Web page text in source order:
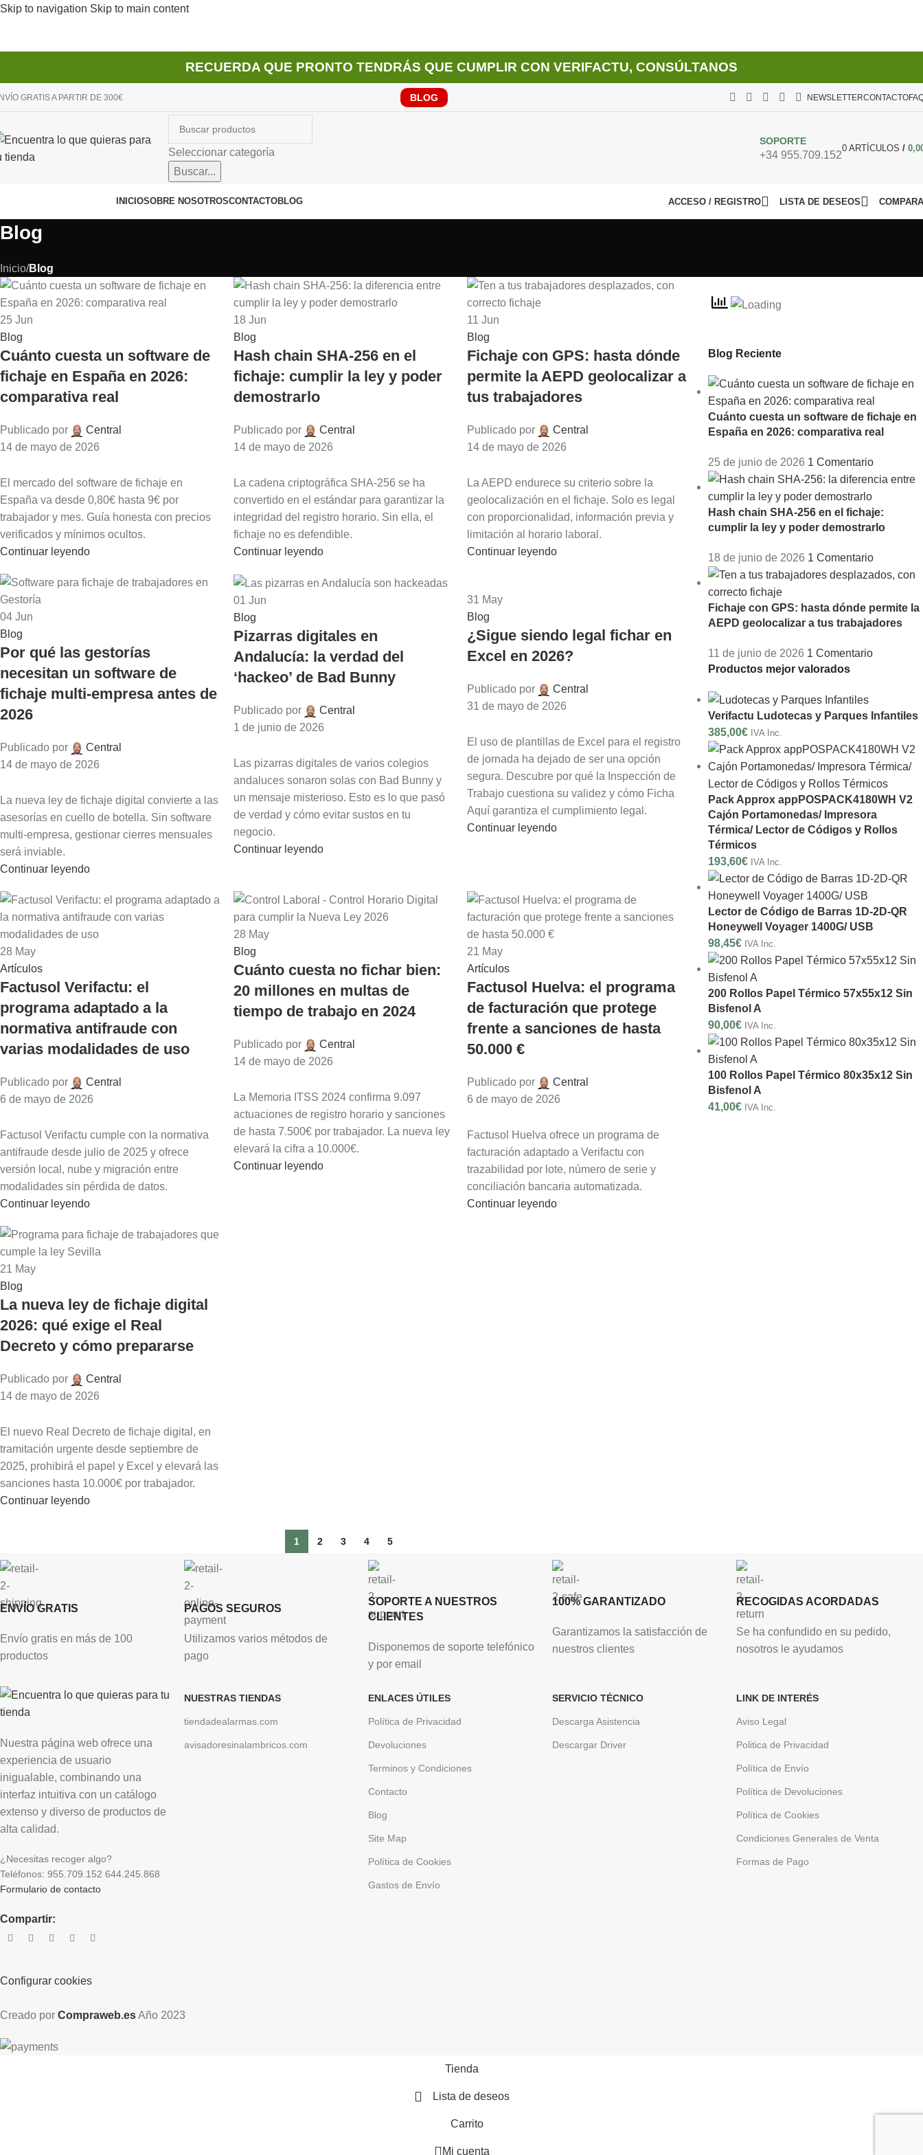
Skip to navigation Skip to main content
RECUERDA QUE PRONTO TENDRÁS QUE CUMPLIR CON VERIFACTU, CONSÚLTANOS
GRATIS A PARTIR DE 300€ BLOG NEWSLETTERCONTACTO
Seleccionar categoría
Buscar...
SOPORTE
+34 955.709.152
0 ARTÍCULOS /
INICIOSOBRE NOSOTROSCONTACTOBLOG ACCESO / REGISTRO LISTA DE DESEOS
Blog
Inicio/Blog
25 Jun
Blog
Cuánto cuesta un software de
fichaje en España en 2026:
comparativa real
Publicado por
Central
14 de mayo de 2026
El mercado del software de fichaje en
España va desde 0,80€ hasta 9€ por
trabajador y mes. Guía honesta con precios
verificados y mínimos ocultos.
Continuar leyendo
18Jun
Blog
Hash chain SHA-256 en el
fichaje: cumplir la ley y poder
demostrarlo
Publicado por
Central
14 de mayo de 2026
La cadena criptográfica SHA-256 se ha
convertido en el estándar para garantizar la
integridad del registro horario. Sin ella, el
fichaje no es defendible.
Continuar leyendo
11Jun
Blog
Fichaje con GPS: hasta dónde
permite la AEPD geolocalizar a
tus trabajadores
Publicado por
Central
14 de mayo de 2026
La AEPD endurece su criterio sobre la
geolocalización en el fichaje. Solo es legal
con proporcionalidad, información previa y
limitación al horario laboral.
Continuar leyendo
04 Jun
Blog
Por qué las gestorías
necesitan un software de
fichaje multi-empresa antes de
2026
Publicado por
Central
14 de mayo de 2026
La nueva ley de fichaje digital convierte a las
asesorías en cuello de botella. Sin software
multi-empresa, gestionar cierres mensuales
será inviable.
Continuar leyendo
01Jun
Blog
Pizarras digitales en
Andalucía: la verdad del
‘hackeo’ de Bad Bunny
Publicado por
Central
1 de junio de 2026
Las pizarras digitales de varios colegios
andaluces sonaron solas con Bad Bunny y
un mensaje misterioso. Esto es lo que pasó
de verdad y cómo evitar sustos en tu
negocio.
Continuar leyendo
31 May
Blog
¿Sigue siendo legal fichar en
Excel en 2026?
Publicado por
Central
31 de mayo de 2026
El uso de plantillas de Excel para el registro
de jornada ha dejado de ser una opción
segura. Descubre por qué la Inspección de
Trabajo cuestiona su validez y cómo Ficha
Aquí garantiza el cumplimiento legal.
Continuar leyendo
28 May
Artículos
Factusol Verifactu: el
programa adaptado a la
normativa antifraude con
varias modalidades de uso
Publicado por
Central
6 de mayo de 2026
Factusol Verifactu cumple con la normativa
antifraude desde julio de 2025 y ofrece
versión local, nube y migración entre
modalidades sin pérdida de datos.
Continuar leyendo
28 May
Blog
Cuánto cuesta no fichar bien:
20 millones en multas de
tiempo de trabajo en 2024
Publicado por
Central
14 de mayo de 2026
La Memoria ITSS 2024 confirma 9.097
actuaciones de registro horario y sanciones
de hasta 7.500€ por trabajador. La nueva ley
elevará la cifra a 10.000€.
Continuar leyendo
21 May
Artículos
Factusol Huelva: el programa
de facturación que protege
frente a sanciones de hasta
50.000 €
Publicado por
Central
6 de mayo de 2026
Factusol Huelva ofrece un programa de
facturación adaptado a Verifactu con
trazabilidad por lote, número de serie y
conciliación bancaria automatizada.
Continuar leyendo
21 May
Blog
La nueva ley de fichaje digital
2026: qué exige el Real
Decreto y cómo prepararse
Publicado por
Central
14 de mayo de 2026
El nuevo Real Decreto de fichaje digital, en
tramitación urgente desde septiembre de
2025, prohibirá el papel y Excel y elevará las
sanciones hasta 10.000€ por trabajador.
Continuar leyendo
1 2 3 4 5
Blog Reciente
Cuánto cuesta un software de fichaje en
España en 2026: comparativa real
25 de junio de 2026 1 Comentario
Hash chain SHA-256 en el fichaje:
cumplir la ley y poder demostrarlo
18 de junio de 2026 1 Comentario
Fichaje con GPS: hasta dónde permite la
AEPD geolocalizar a tus trabajadores
11 de junio de 2026 1 Comentario
Productos mejor valorados
Verifactu Ludotecas y Parques Infantiles
385,00€ IVA Inc.
Pack Approx appPOSPACK4180WH V2
Cajón Portamonedas/ Impresora
Térmica/ Lector de Códigos y Rollos
Térmicos
193,60€ IVA Inc.
Lector de Código de Barras 1D-2D-QR
Honeywell Voyager 1400G/ USB
98,45€ IVA Inc.
200 Rollos Papel Térmico 57x55x12 Sin
Bisfenol A
90,00€ IVA Inc.
100 Rollos Papel Térmico 80x35x12 Sin
Bisfenol A
41,00€ IVA Inc.
ENVÍO GRATIS
Envío gratis en más de 100
productos
PAGOS SEGUROS
Utilizamos varios métodos de
pago
SOPORTE A NUESTROS
CLIENTES
Disponemos de soporte telefónico
y por email
100% GARANTIZADO
Garantizamos la satisfacción de
nuestros clientes
RECOGIDAS ACORDADAS
Se ha confundido en su pedido,
nosotros le ayudamos
Nuestra página web ofrece una
experiencia de usuario
inigualable, combinando una
interfaz intuitiva con un catálogo
extenso y diverso de productos de
alta calidad.
¿Necesitas recoger algo?
Teléfonos: 955.709.152 644.245.868
Formulario de contacto
Compartir:
NUESTRAS TIENDAS
tiendadealarmas.com
avisadoresinalambricos.com
ENLACES ÚTILES
Política de Privacidad
Devoluciones
Terminos y Condiciones
Contacto
Blog
Site Map
Política de Cookies
Gastos de Envío
SERVICIO TÉCNICO
Descarga Asistencia
Descargar Driver
LINK DE INTERÉS
Aviso Legal
Politica de Privacidad
Política de Envío
Política de Devoluciones
Política de Cookies
Condiciones Generales de Venta
Formas de Pago
Configurar cookies
Creado por Compraweb.esAño 2023
Tienda
Lista de deseos
Carrito
Mi cuenta